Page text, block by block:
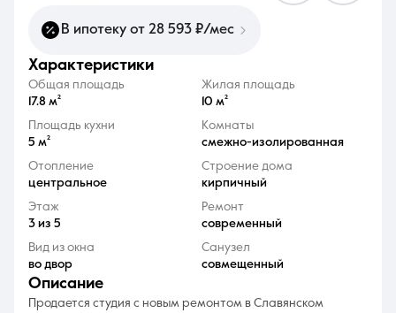
8 (861) 297-00-00
Ежедневно с 08:30 до 20:00
В ипотеку от 28 593 ₽/мес
характеристики
Общая площадь
17.8 м²
Жилая площадь
10 м²
Площадь кухни
5 м²
Комнаты
смежно-изолированная
Отопление
центральное
Строение дома
кирпичный
Этаж
3 из 5
Ремонт
современный
Вид из окна
во двор
Санузел
совмещенный
описание
Продается студия с новым ремонтом в Славянском